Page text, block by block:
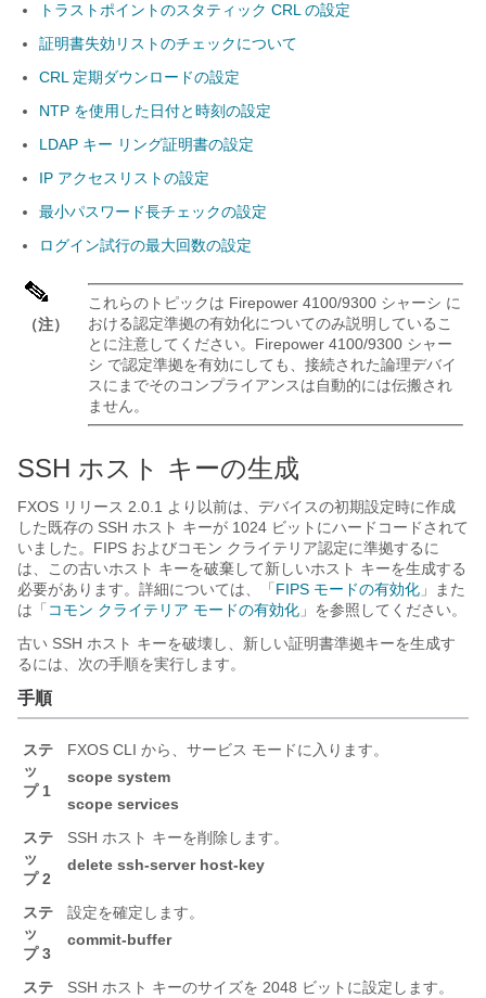
トラストポイントのスタティック CRL の設定
証明書失効リストのチェックについて
CRL 定期ダウンロードの設定
NTP を使用した日付と時刻の設定
LDAP キー リング証明書の設定
IP アクセスリストの設定
最小パスワード長チェックの設定
ログイン試行の最大回数の設定
（注）
これらのトピックは Firepower 4100/9300 シャーシ に
おける認定準拠の有効化についてのみ説明しているこ
とに注意してください。 Firepower 4100/9300 シャー
シ で認定準拠を有効にしても、接続された論理デバイ
スにまでそのコンプライアンスは自動的には伝搬され
ません。
SSH ホスト キーの生成
FXOS リリース 2.0.1 より以前は、デバイスの初期設定時に作成
した既存の SSH ホスト キーが 1024 ビットにハードコードされて
いました。FIPS およびコモン クライテリア認定に準拠するに
は、この古いホスト キーを破棄して新しいホスト キーを生成する
必要があります。詳細については、「 FIPS モードの有効化 」また
は「 コモン クライテリア モードの有効化 」を参照してください。
古い SSH ホスト キーを破壊し、新しい証明書準拠キーを生成す
るには、次の手順を実行します。
手順
ステ
ッ
プ 1
FXOS CLI から、サービス モードに入ります。
scope system
scope services
ステ
ッ
プ 2
SSH ホスト キーを削除します。
delete ssh-server host-key
ステ
ッ
プ 3
設定を確定します。
commit-buffer
ステ
SSH ホスト キーのサイズを 2048 ビットに設定します。